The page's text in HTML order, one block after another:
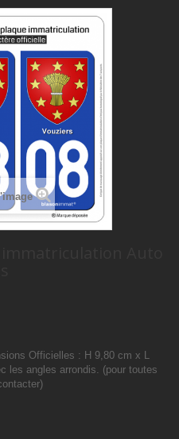
Officielles : H 9,80 cm x L
les angles arrondis. (pour toutes